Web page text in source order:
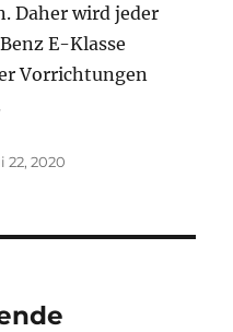
Daher wird jeder
E-Klasse
Vorrichtungen
22, 2020